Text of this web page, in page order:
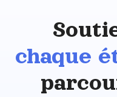
chaque